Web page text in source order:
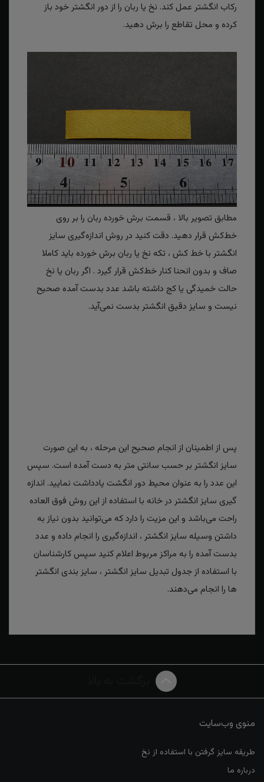
رکاب انگشتر عمل کند. نخ یا ربان را از دور انگشتر خود باز
کرده و محل تقاطع را برش دهید.
مطابق تصویر بالا ، قسمت برش خورده ربان را بر روی
خط‌کش قرار دهید. دقت کنید در روش اندازه‌گیری سایز
انگشتر با خط کش ، تکه نخ یا ربان برش خورده باید کاملا
صاف و بدون انحنا کنار خط‌کش قرار گیرد . اگر ربان یا نخ
حالت خمیدگی یا کج داشته باشد عدد بدست آمده صحیح
نیست و سایز دقیق انگشتر بدست نمی‌آید.
پس از اطمینان از انجام صحیح این مرحله ، به این صورت
سایز انگشتر بر حسب سانتی متر به دست آمده است. سپس
این عدد را به عنوان محیط دور انگشت یادداشت نمایید. اندازه
گیری سایز انگشتر در خانه با استفاده از این روش فوق العاده
راحت می‌باشد و این مزیت را دارد که می‌توانید بدون نیاز به
داشتن وسیله سایز انگشتر ، اندازه‌گیری را انجام داده و عدد
بدست آمده را به مراکز مربوط اعلام کنید سپس کارشناسان
با استفاده از جدول تبدیل سایز انگشتر ، سایز بندی انگشتر
ها را انجام می‌دهند.
منوی وب‌سایت
طریقه سایز گرفتن با استفاده از نخ
درباره ما